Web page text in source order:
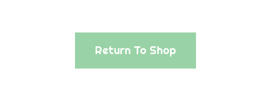
Return To Shop